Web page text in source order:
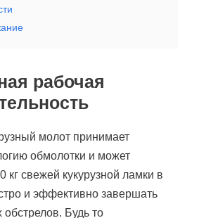
рабочая
молот принимает
обмолотки и может
кг свежей кукурузной ламки в
и эффективно завершать
обстрелов. Будь то